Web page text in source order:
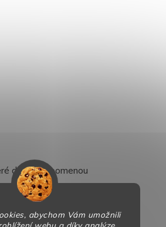
abychom Vám umožnili
webu a díky analýze
děti nezapomenou
naplno